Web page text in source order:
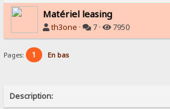
Matériel leasing
th3one · 7 · 7950
Pages: 1 En bas
Description: